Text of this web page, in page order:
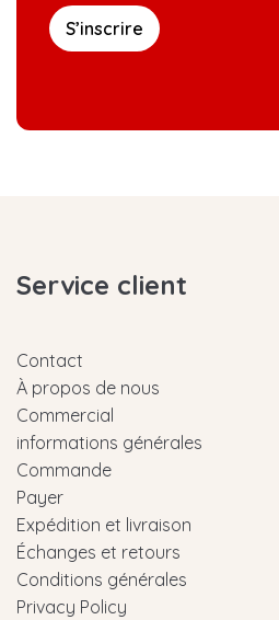
S’inscrire
Service client
Contact
À propos de nous
Commercial
informations générales
Commande
Payer
Expédition et livraison
Échanges et retours
Conditions générales
Privacy Policy